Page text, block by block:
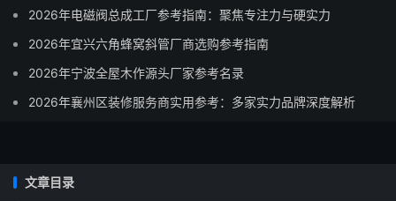
2026年电磁阀总成工厂参考指南：聚焦专注力与硬实力
2026年宜兴六角蜂窝斜管厂商选购参考指南
2026年宁波全屋木作源头厂家参考名录
2026年襄州区装修服务商实用参考：多家实力品牌深度解析
文章目录